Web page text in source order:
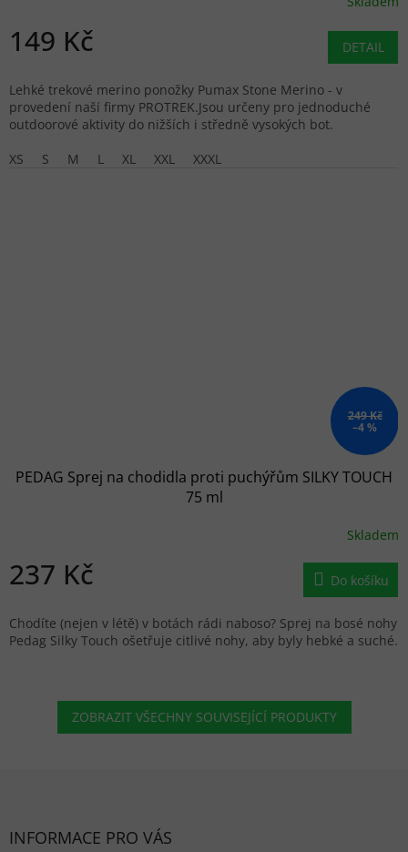
149 Kč DETAIL
Lehké trekové merino ponožky Pumax Stone Merino - v
provedení naší firmy PROTREK.Jsou určeny pro jednoduché
outdoorové aktivity do nižších i středně vysokých bot.
XS
S M L XL XXL XXXL
249 Kč
–4 %
PEDAG Sprej na chodidla proti puchýřům SILKY TOUCH
75 ml
Skladem
237 Kč Do košíku
Chodíte (nejen v létě) v botách rádi naboso? Sprej na bosé nohy
Pedag Silky Touch ošetřuje citlivé nohy, aby byly hebké a suché.
ZOBRAZIT VŠECHNY SOUVISEJÍCÍ PRODUKTY
INFORMACE PRO VÁS